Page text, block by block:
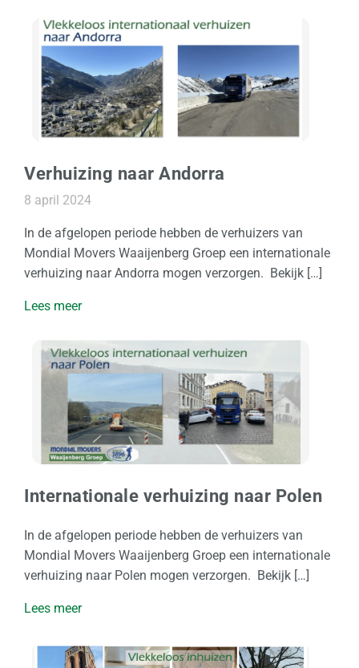
Verhuizing naar Andorra
In de afgelopen periode hebben de verhuizers van
Mondial Movers Waaijenberg Groep een internationale
verhuizing naar Andorra mogen verzorgen. Bekijk […]
8 april 2024
Lees meer
Internationale verhuizing naar Polen
In de afgelopen periode hebben de verhuizers van
Mondial Movers Waaijenberg Groep een internationale
verhuizing naar Polen mogen verzorgen. Bekijk […]
Lees meer